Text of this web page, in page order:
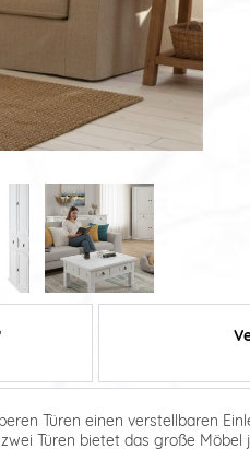
Türen einen verstellbaren
Türen bietet das große Möbel